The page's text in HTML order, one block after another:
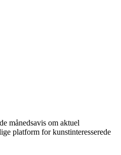
månedsavis om aktuel
platform for kunstinteresserede